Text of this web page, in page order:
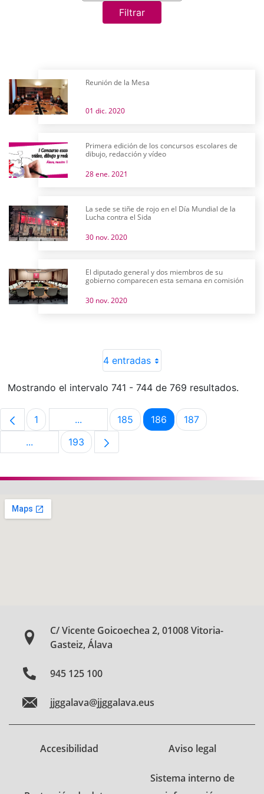
Filtrar
Reunión de la Mesa
01 dic. 2020
Primera edición de los concursos escolares de
dibujo, redacción y vídeo
28 ene. 2021
La sede se tiñe de rojo en el Día Mundial de la
Lucha contra el Sida
30 nov. 2020
El diputado general y dos miembros de su
gobierno comparecen esta semana en comisión
30 nov. 2020
4 entradas
Mostrando el intervalo 741 - 744 de 769 resultados.
Página
1 ...Páginas intermedias Use TAB para
Página
185 Página
186 Página
187
...Páginas intermedias Use TAB para desplazarse.
Página
193
C/ Vicente Goicoechea 2, 01008 Vitoria-
Gasteiz, Álava
945 125 100
jjggalava@jjggalava.eus
Accesibilidad Aviso legal
Sistema interno de